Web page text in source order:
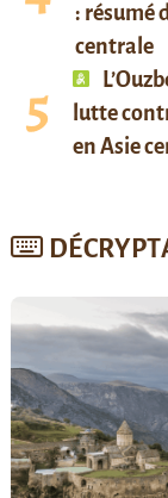
: résumé
centrale
lutte
en Asie